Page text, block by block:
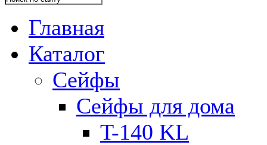
Главная
Каталог
Сейфы
Сейфы для дома
T-140 KL